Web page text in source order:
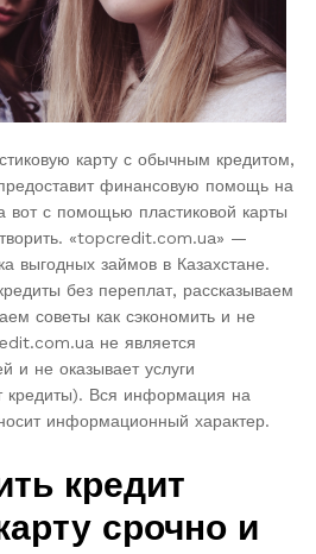
карту с обычным кредитом,
финансовую помощь на
вот с помощью пластиковой карты
«topcredit.com.ua» —
выгодных займов в Казахстане.
без переплат, рассказываем
советы как сэкономить и не
не является
и не оказывает услуги
кредиты). Вся информация на
информационный характер.
кредит
срочно и